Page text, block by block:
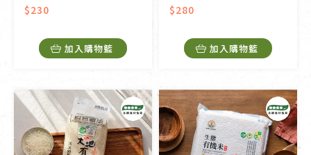
$230
加入購物籃
$280
加入購物籃